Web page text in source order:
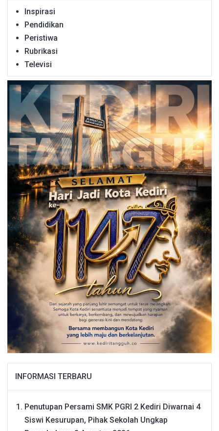
Inspirasi
Pendidikan
Peristiwa
Rubrikasi
Televisi
INFORMASI TERBARU
Penutupan Persami SMK PGRI 2 Kediri Diwarnai 4
Siswi Kesurupan, Pihak Sekolah Ungkap